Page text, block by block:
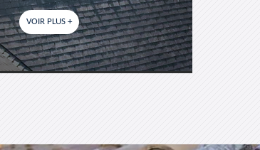
VOIR PLUS +